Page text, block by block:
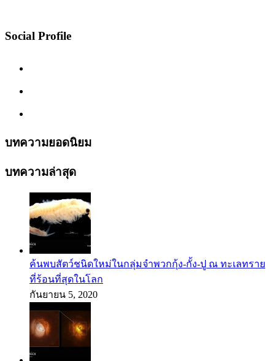
Social Profile
บทความยอดนิยม
บทความล่าสุด
ค้นพบสัตว์ชนิดใหม่ในกลุ่มจำพวกกุ้ง-กั้ง-ปู ณ ทะเลทราย
ที่ร้อนที่สุดในโลก
กันยายน 5, 2020